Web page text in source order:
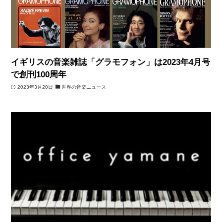
イギリスの音楽雑誌「グラモフォン」は2023年4月号
で創刊100周年
2023年3月20日 世界の音楽ニュース